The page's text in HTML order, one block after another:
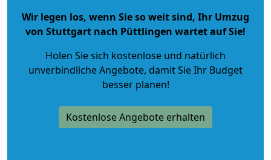
Wir legen los, wenn Sie so weit sind, Ihr Umzug
von Stuttgart nach Püttlingen wartet auf Sie!
Holen Sie sich kostenlose und natürlich
unverbindliche Angebote, damit Sie Ihr Budget
besser planen!
Kostenlose Angebote erhalten